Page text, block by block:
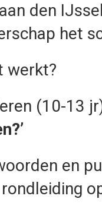
den
het
werkt?
(10-13
en